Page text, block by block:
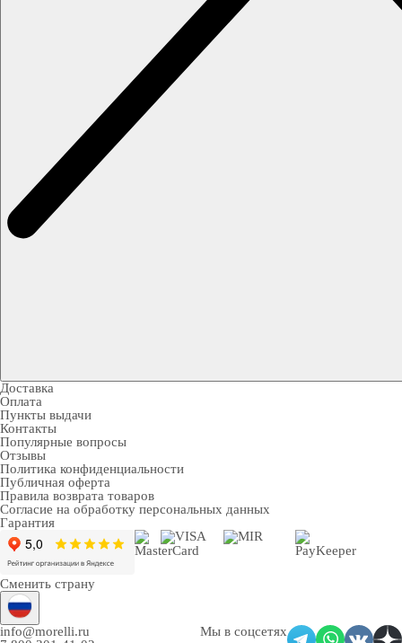
Доставка
Оплата
Пункты выдачи
Контакты
Популярные вопросы
Отзывы
Политика конфиденциальности
Публичная оферта
Правила возврата товаров
Согласие на обработку персональных данных
Гарантия
Сменить страну
info@morelli.ru
Мы в соцсетях